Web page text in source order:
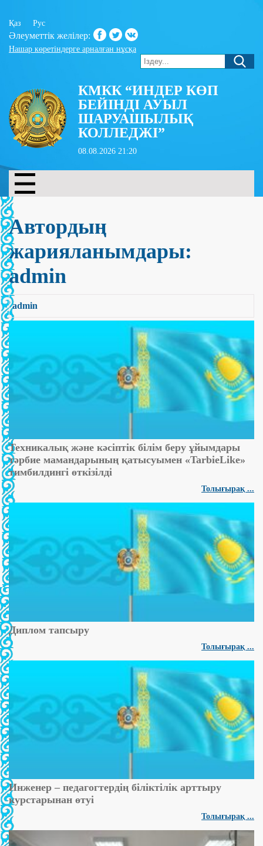
Қаз Рус
Әлеуметтік желілер:
Нашар көретіндерге арналған нұсқа
КМКК “ИНДЕР КӨП
БЕЙІНДІ АУЫЛ
ШАРУАШЫЛЫҚ
КОЛЛЕДЖІ”
08.08.2026 21:20
Автордың
жарияланымдары:
admin
admin
Техникалық және кәсіптік білім беру ұйымдары
тәрбие мамандарының қатысуымен «TarbieLike»
тимбилдингі өткізілді
Толығырақ ...
Диплом тапсыру
Толығырақ ...
Инженер – педагогтердің біліктілік арттыру
курстарынан өтуі
Толығырақ ...